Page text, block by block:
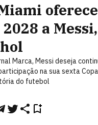
2028 a
Marca, Messi deseja
na sua sexta
do futebol